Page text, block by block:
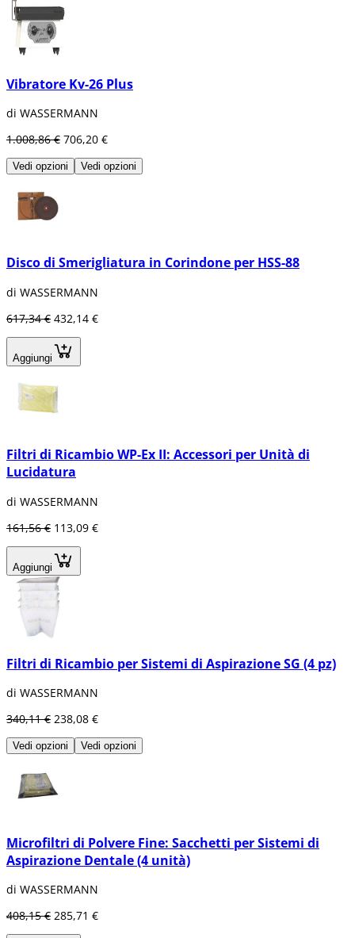
Vibratore Kv-26 Plus
di WASSERMANN
1.008,86 € 706,20 €
Vedi opzioni Vedi opzioni
Disco di Smerigliatura in Corindone per HSS-88
di WASSERMANN
617,34 € 432,14 €
Aggiungi
Filtri di Ricambio WP-Ex II: Accessori per Unità di
Lucidatura
di WASSERMANN
161,56 € 113,09 €
Aggiungi
Filtri di Ricambio per Sistemi di Aspirazione SG (4 pz)
di WASSERMANN
340,11 € 238,08 €
Vedi opzioni Vedi opzioni
Microfiltri di Polvere Fine: Sacchetti per Sistemi di
Aspirazione Dentale (4 unità)
di WASSERMANN
408,15 € 285,71 €